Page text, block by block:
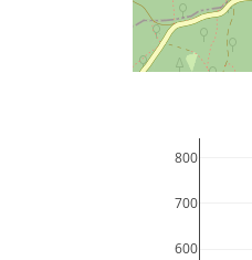
600
700
800